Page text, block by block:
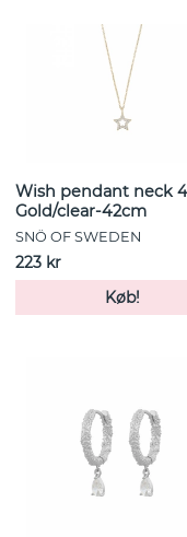
Wish pendant neck
Gold/clear-42cm
SNÖ OF SWEDEN
223 kr
Køb!